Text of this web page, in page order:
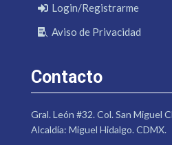
Login/Registrarme
Aviso de Privacidad
Contacto
Gral. León #32. Col. San Miguel
Alcaldía: Miguel Hidalgo. CDMX.